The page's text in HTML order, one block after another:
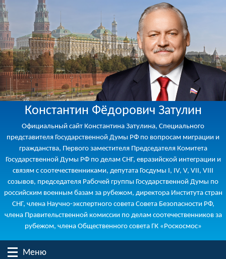
Константин Фёдорович Затулин
Официальный сайт Константина Затулина, Специального
представителя Государственной Думы РФ по вопросам миграции и
гражданства, Первого заместителя Председателя Комитета
Государственной Думы РФ по делам СНГ, евразийской интеграции и
связям с соотечественниками, депутата Госдумы I, IV, V, VII, VIII
созывов, председателя Рабочей группы Государственной Думы по
российским военным базам за рубежом, директора Института стран
СНГ, члена Научно-экспертного совета Совета Безопасности РФ,
члена Правительственной комиссии по делам соотечественников за
рубежом, члена Общественного совета ГК «Роскосмос»
Меню